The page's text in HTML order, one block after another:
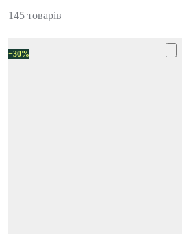
145 товарів
−30%